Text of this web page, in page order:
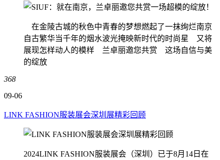
在金陵古城的秋色中青春的梦想燃起了一抹绚烂南京
自古繁华当千年的烟水波光掩映新时代的时尚星 又将
展现怎样动人的模样 兰卓丽邀您共赏 这场自信与美
的绽放
368
09-06
LINK FASHION服装展会深圳展精彩回顾
2024LINK FASHION服装展会（深圳）已于8月14日在